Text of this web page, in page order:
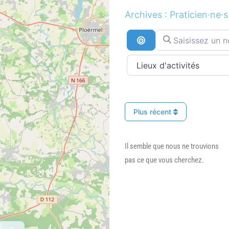
Archives : Praticien·ne·s
Recherche par
Saisissez un nom ...
Plus récent
Il semble que nous ne trouvions
pas ce que vous cherchez.